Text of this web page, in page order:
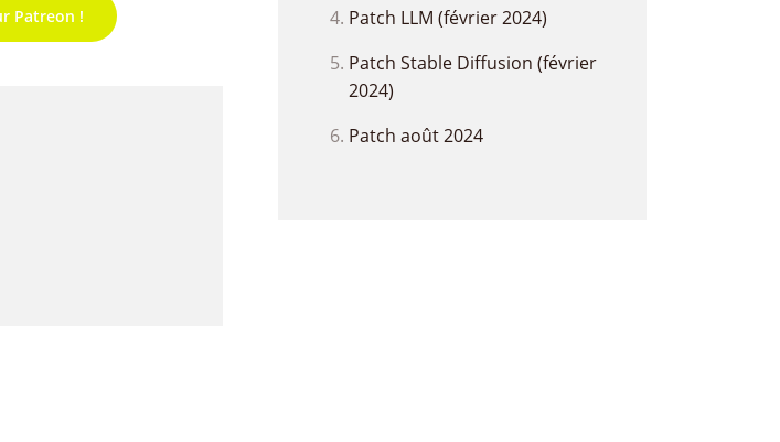
Patreon !
Patch LLM (février 2024)
Patch Stable Diffusion (février
2024)
Patch août 2024